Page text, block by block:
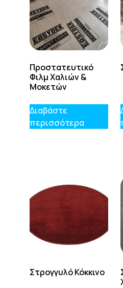
Προστατευτικό
Φιλμ Χαλιών &
Μοκετών
Διαβάστε
περισσότερα
Στρογγυλό Κόκκινο